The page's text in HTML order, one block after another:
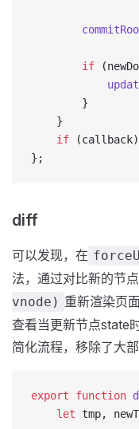
		if
		}
	}
	if
(callback)
};
diff
可以发现，在
法，通过对比新的节点
vnode) 重新渲染页
查看当更新节点state
简化流程，移除了大
export function
	let
tmp,